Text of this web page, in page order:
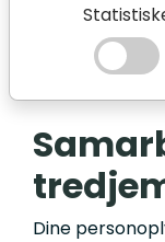
gemmes i op
gemmes som
forløbet er
Dine